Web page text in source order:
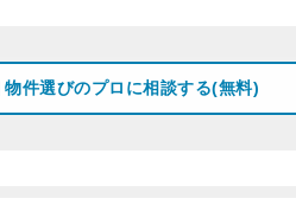
物件選びのプロに相談する(無料)